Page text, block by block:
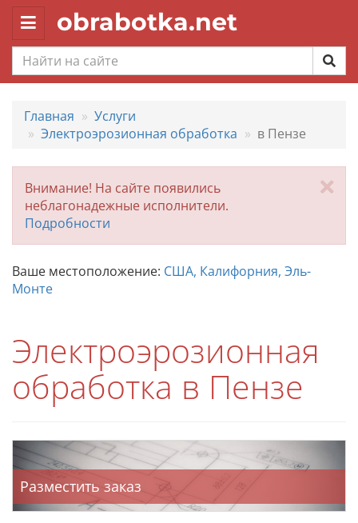
Toggle
navigation
obrabotka.net
Главная
Услуги
Электроэрозионная обработка
в Пензе
Внимание! На сайте появились
неблагонадежные исполнители.
Подробности
Ваше местоположение: США, Калифорния, Эль-
Монте
Электроэрозионная
обработка в Пензе
Разместить заказ